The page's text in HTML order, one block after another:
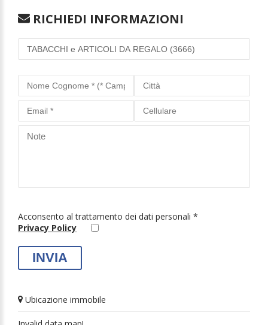
RICHIEDI INFORMAZIONI
Acconsento al trattamento dei dati personali *
Privacy Policy
Ubicazione immobile